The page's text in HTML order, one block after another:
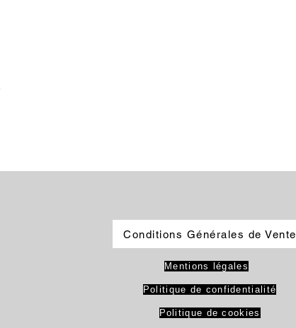
Conditions Générales de Vente
Mentions légales
Politique de confidentialité
Politique de cookies